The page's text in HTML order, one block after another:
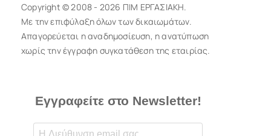
Copyright © 2008 - 2026 ΠΙΜ ΕΡΓΑΣΙΑΚΗ.
Με την επιφύλαξη όλων των δικαιωμάτων.
Απαγορεύεται η αναδημοσίευση, η ανατύπωση
χωρίς την έγγραφη συγκατάθεση της εταιρίας.
Εγγραφείτε στο Newsletter!